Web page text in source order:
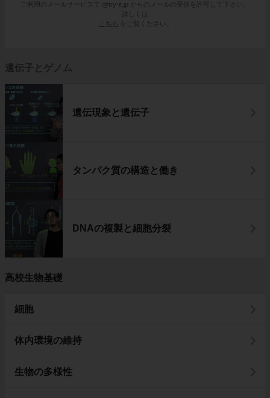
ご利用のメールサービスで @try-it.jp からのメールの受信を許可して下さい。
詳しくは
こちら
をご覧ください。
遺伝子とゲノム
遺伝現象と遺伝子
タンパク質の構造と働き
DNAの複製と細胞分裂
高校生物基礎
細胞
体内環境の維持
生物の多様性